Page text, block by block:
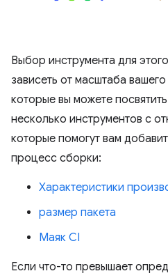
Выбор инструмента для
зависеть от масштаба
которые вы можете
несколько инструментов с
которые помогут вам
процесс сборки:
Характеристики
размер пакета
Маяк CI
Если что-то превышает